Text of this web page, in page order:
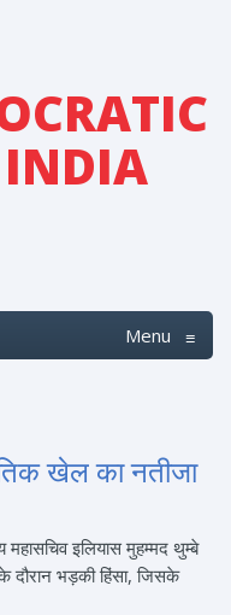
INDIA
Menu ≡
खेल का नतीजा
महासचिव इलियास मुहम्मद थुम्बे
दौरान भड़की हिंसा, जिसके